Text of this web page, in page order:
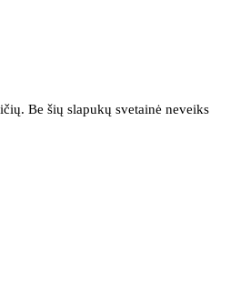
Be šių slapukų svetainė neveiks